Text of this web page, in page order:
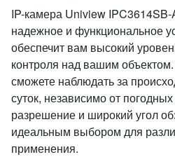
IP-камера Uniview
надежное и функциональное
обеспечит вам высокий
контроля над вашим
сможете наблюдать за
суток, независимо от
разрешение и широкий угол
идеальным выбором для
применения.